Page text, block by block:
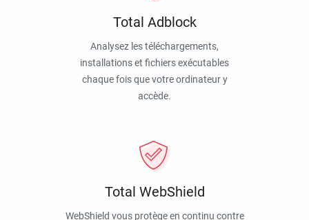
Total Adblock
Analysez les téléchargements,
installations et fichiers exécutables
chaque fois que votre ordinateur y
accède.
Total WebShield
WebShield vous protège en continu contre